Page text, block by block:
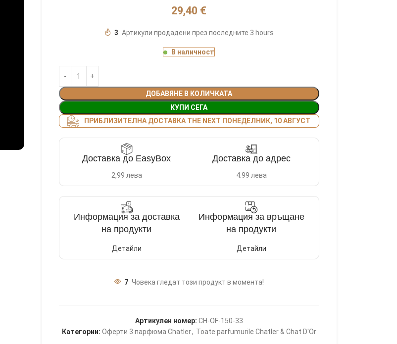
29,40 €
3 Артикули продадени през последните 3 hours
В наличност
ДОБАВЯНЕ В КОЛИЧКАТА
КУПИ СЕГА
ПРИБЛИЗИТЕЛНА ДОСТАВКА THE NEXT ПОНЕДЕЛНИК, 10 АВГУСТ
Доставка до EasyBox
2,99 лева
Доставка до адрес
4.99 лева
Информация за доставка
на продукти
Детайли
Информация за връщане
на продукти
Детайли
7 Човека гледат този продукт в момента!
Артикулен номер: CH-OF-150-33
Категории: Оферти 3 парфюма Chatler, Toate parfumurile Chatler & Chat D'Or